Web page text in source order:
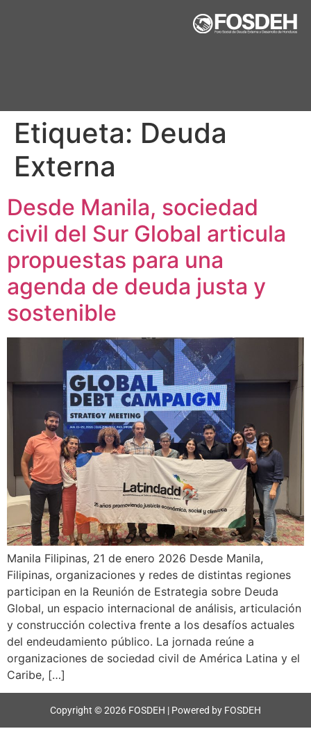
Etiqueta: Deuda
Externa
Desde Manila, sociedad
civil del Sur Global articula
propuestas para una
agenda de deuda justa y
sostenible
Manila Filipinas, 21 de enero 2026 Desde Manila,
Filipinas, organizaciones y redes de distintas regiones
participan en la Reunión de Estrategia sobre Deuda
Global, un espacio internacional de análisis, articulación
y construcción colectiva frente a los desafíos actuales
del endeudamiento público. La jornada reúne a
organizaciones de sociedad civil de América Latina y el
Caribe, […]
Copyright © 2026 FOSDEH | Powered by FOSDEH